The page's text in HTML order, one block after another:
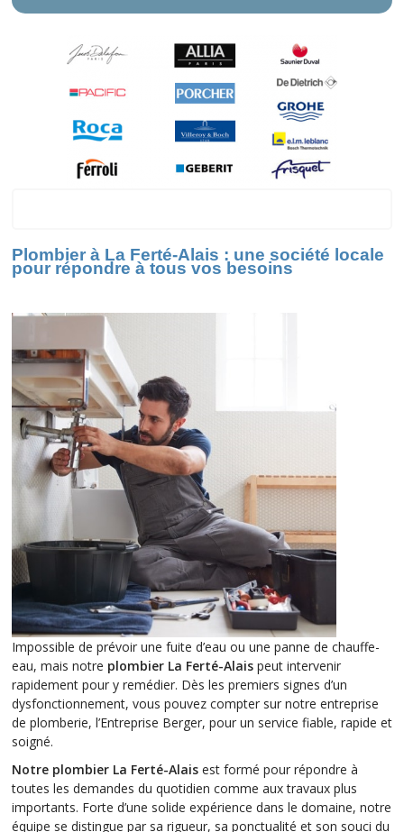
Plombier à La Ferté-Alais : une société locale
pour répondre à tous vos besoins
Impossible de prévoir une fuite d’eau ou une panne de chauffe-
eau, mais notre plombier La Ferté-Alais peut intervenir
rapidement pour y remédier. Dès les premiers signes d’un
dysfonctionnement, vous pouvez compter sur notre entreprise
de plomberie, l’Entreprise Berger, pour un service fiable, rapide et
soigné.
Notre plombier La Ferté-Alais est formé pour répondre à
toutes les demandes du quotidien comme aux travaux plus
importants. Forte d’une solide expérience dans le domaine, notre
équipe se distingue par sa rigueur, sa ponctualité et son souci du